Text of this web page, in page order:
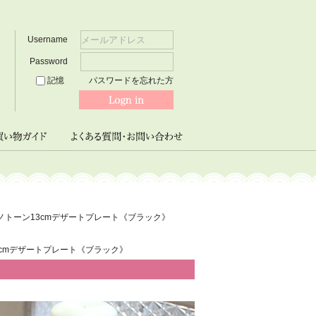
Username
Password
パスワードを忘れた方
記憶
トーン13cmデザートプレート《ブラック》
デザートプレート《ブラック》